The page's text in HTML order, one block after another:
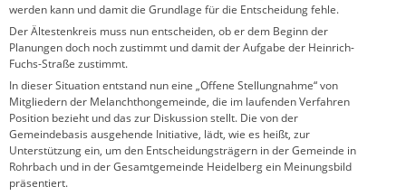
werden kann und damit die Grundlage für die Entscheidung fehle.
Der Ältestenkreis muss nun entscheiden, ob er dem Beginn der
Planungen doch noch zustimmt und damit der Aufgabe der Heinrich-
Fuchs-Straße zustimmt.
In dieser Situation entstand nun eine „Offene Stellungnahme“ von
Mitgliedern der Melanchthongemeinde, die im laufenden Verfahren
Position bezieht und das zur Diskussion stellt. Die von der
Gemeindebasis ausgehende Initiative, lädt, wie es heißt, zur
Unterstützung ein, um den Entscheidungsträgern in der Gemeinde in
Rohrbach und in der Gesamtgemeinde Heidelberg ein Meinungsbild
präsentiert.